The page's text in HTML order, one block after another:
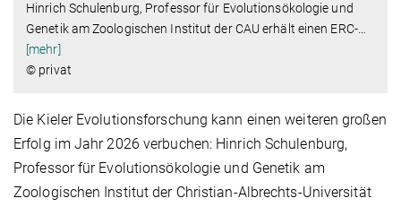
Hinrich Schulenburg, Professor für Evolutionsökologie und
Genetik am Zoologischen Institut der CAU erhält einen ERC-…
[mehr]
© privat
Die Kieler Evolutionsforschung kann einen weiteren großen
Erfolg im Jahr 2026 verbuchen: Hinrich Schulenburg,
Professor für Evolutionsökologie und Genetik am
Zoologischen Institut der Christian-Albrechts-Universität